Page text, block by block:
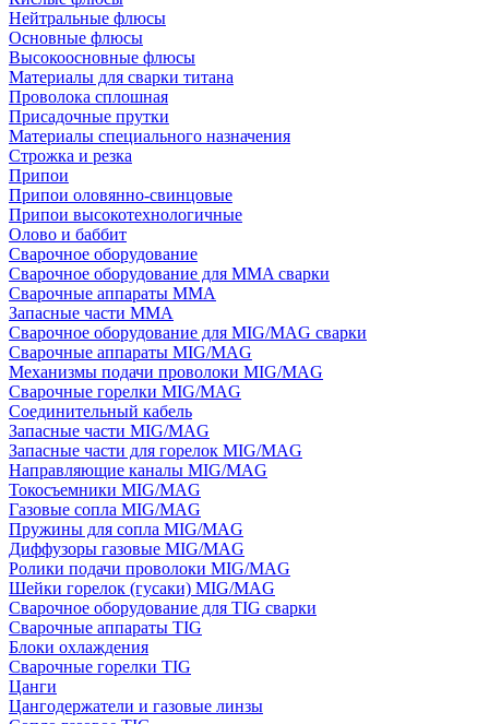
Нейтральные флюсы
Основные флюсы
Высокоосновные флюсы
Материалы для сварки титана
Проволока сплошная
Присадочные прутки
Материалы специального назначения
Строжка и резка
Припои
Припои оловянно-свинцовые
Припои высокотехнологичные
Олово и баббит
Сварочное оборудование
Сварочное оборудование для MMA сварки
Сварочные аппараты MMA
Запасные части MMA
Сварочное оборудование для MIG/MAG сварки
Сварочные аппараты MIG/MAG
Механизмы подачи проволоки MIG/MAG
Сварочные горелки MIG/MAG
Соединительный кабель
Запасные части MIG/MAG
Запасные части для горелок MIG/MAG
Направляющие каналы MIG/MAG
Токосъемники MIG/MAG
Газовые сопла MIG/MAG
Пружины для сопла MIG/MAG
Диффузоры газовые MIG/MAG
Ролики подачи проволоки MIG/MAG
Шейки горелок (гусаки) MIG/MAG
Сварочное оборудование для TIG сварки
Сварочные аппараты TIG
Блоки охлаждения
Сварочные горелки TIG
Цанги
Цангодержатели и газовые линзы